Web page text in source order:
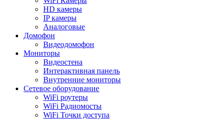
HD камеры
IP камеры
Аналоговые
Домофон
Видеодомофон
Мониторы
Видеостена
Интерактивная панель
Внутренние мониторы
Сетевое оборудование
WiFi роутеры
WiFi Радиомосты
WiFi Точки доступа